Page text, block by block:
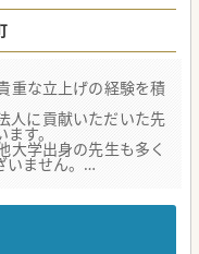
重な立上げの経験を積
人に貢献いただいた先
す。
学出身の先生も多く
ません。
るため、常勤として
募集します。
育成と採用に強い思